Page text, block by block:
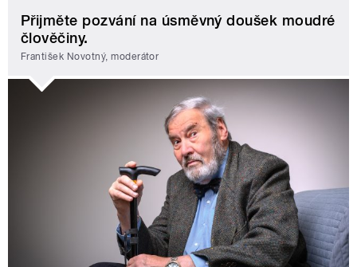
Přijměte pozvání na úsměvný doušek moudré
člověčiny.
František Novotný, moderátor